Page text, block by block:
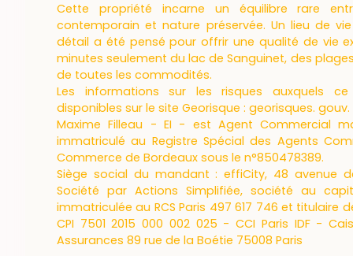
Cette propriété incarne un équilibre rare
contemporain et nature préservée. Un lieu de
détail a été pensé pour offrir une qualité de vie
minutes seulement du lac de Sanguinet, des
de toutes les commodités.
Les informations sur les risques auxquels
disponibles sur le site Georisque : georisques.
Maxime Filleau - EI - est Agent Commercial
immatriculé au Registre Spécial des Agents
Commerce de Bordeaux sous le n°850478389.
Siège social du mandant : effiCity, 48 avenue
Société par Actions Simplifiée, société au
immatriculée au RCS Paris 497 617 746 et titulaire
CPI 7501 2015 000 002 025 - CCI Paris IDF -
Assurances 89 rue de la Boétie 75008 Paris